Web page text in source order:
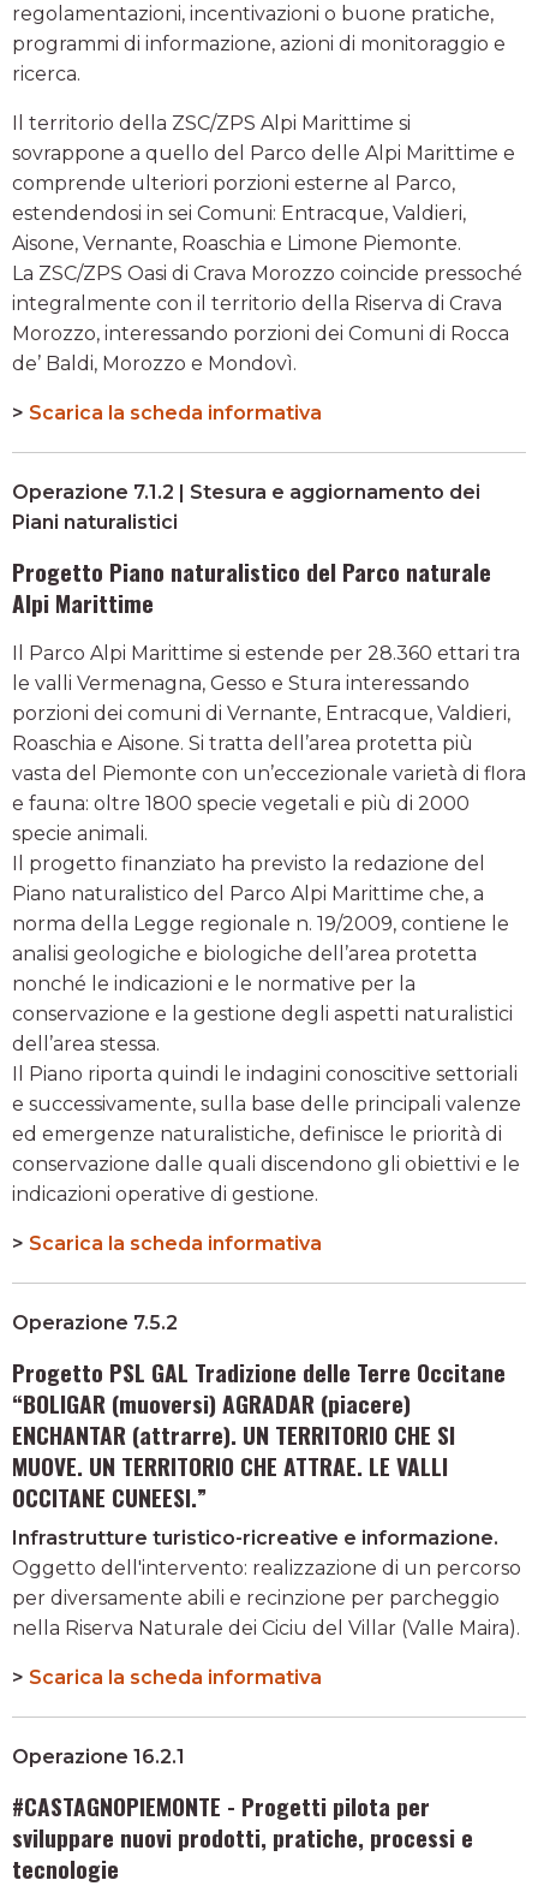
regolamentazioni, incentivazioni o buone pratiche,
programmi di informazione, azioni di monitoraggio e
ricerca.
Il territorio della ZSC/ZPS Alpi Marittime si
sovrappone a quello del Parco delle Alpi Marittime e
comprende ulteriori porzioni esterne al Parco,
estendendosi in sei Comuni: Entracque, Valdieri,
Aisone, Vernante, Roaschia e Limone Piemonte.
La ZSC/ZPS Oasi di Crava Morozzo coincide pressoché
integralmente con il territorio della Riserva di Crava
Morozzo, interessando porzioni dei Comuni di Rocca
de’ Baldi, Morozzo e Mondovì.
> Scarica la scheda informativa
Operazione 7.1.2 | Stesura e aggiornamento dei
Piani naturalistici
Progetto Piano naturalistico del Parco naturale
Alpi Marittime
Il Parco Alpi Marittime si estende per 28.360 ettari tra
le valli Vermenagna, Gesso e Stura interessando
porzioni dei comuni di Vernante, Entracque, Valdieri,
Roaschia e Aisone. Si tratta dell’area protetta più
vasta del Piemonte con un’eccezionale varietà di flora
e fauna: oltre 1800 specie vegetali e più di 2000
specie animali.
Il progetto finanziato ha previsto la redazione del
Piano naturalistico del Parco Alpi Marittime che, a
norma della Legge regionale n. 19/2009, contiene le
analisi geologiche e biologiche dell’area protetta
nonché le indicazioni e le normative per la
conservazione e la gestione degli aspetti naturalistici
dell’area stessa.
Il Piano riporta quindi le indagini conoscitive settoriali
e successivamente, sulla base delle principali valenze
ed emergenze naturalistiche, definisce le priorità di
conservazione dalle quali discendono gli obiettivi e le
indicazioni operative di gestione.
> Scarica la scheda informativa
Operazione 7.5.2
Progetto PSL GAL Tradizione delle Terre Occitane
“BOLIGAR (muoversi) AGRADAR (piacere)
ENCHANTAR (attrarre). UN TERRITORIO CHE SI
MUOVE. UN TERRITORIO CHE ATTRAE. LE VALLI
OCCITANE CUNEESI.”
Infrastrutture turistico-ricreative e informazione.
Oggetto dell'intervento: realizzazione di un percorso
per diversamente abili e recinzione per parcheggio
nella Riserva Naturale dei Ciciu del Villar (Valle Maira).
> Scarica la scheda informativa
Operazione 16.2.1
#CASTAGNOPIEMONTE - Progetti pilota per
sviluppare nuovi prodotti, pratiche, processi e
tecnologie